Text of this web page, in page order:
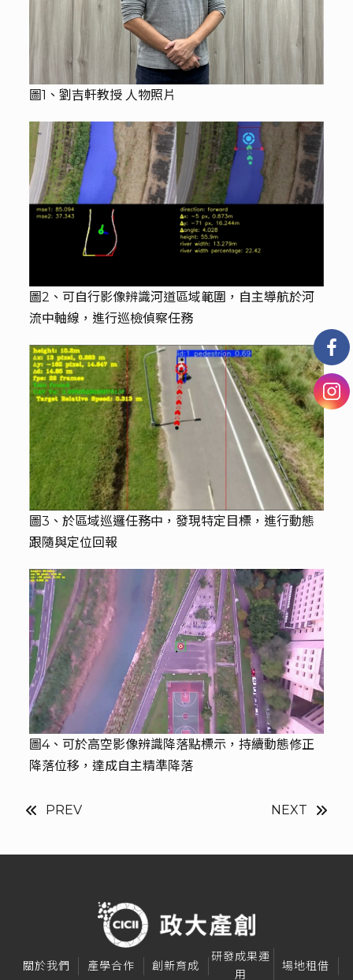
圖1、劉吉軒教授 人物照片
圖2、可自行影像辨識河道區域範圍，自主導航於河
流中軸線，進行巡檢偵察任務
圖3、於區域巡邏任務中，發現特定目標，進行動態
跟隨與定位回報
圖4、可於高空影像辨識降落點標示，持續動態修正
降落位移，達成自主精準降落
PREV NEXT
關於我們 產學合作 創新育成
研發成果運
用
場地租借